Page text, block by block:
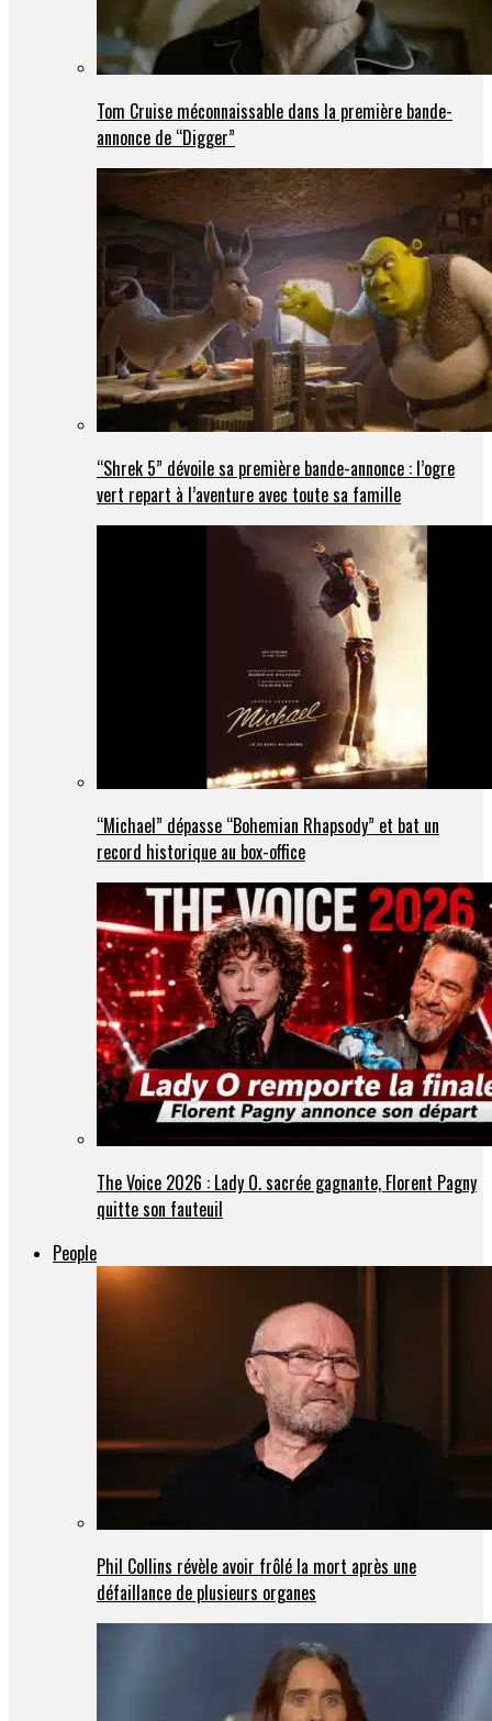
Tom Cruise méconnaissable dans la première bande-
annonce de “Digger”
“Shrek 5” dévoile sa première bande-annonce : l’ogre
vert repart à l’aventure avec toute sa famille
“Michael” dépasse “Bohemian Rhapsody” et bat un
record historique au box-office
The Voice 2026 : Lady O. sacrée gagnante, Florent Pagny
quitte son fauteuil
People
Phil Collins révèle avoir frôlé la mort après une
défaillance de plusieurs organes